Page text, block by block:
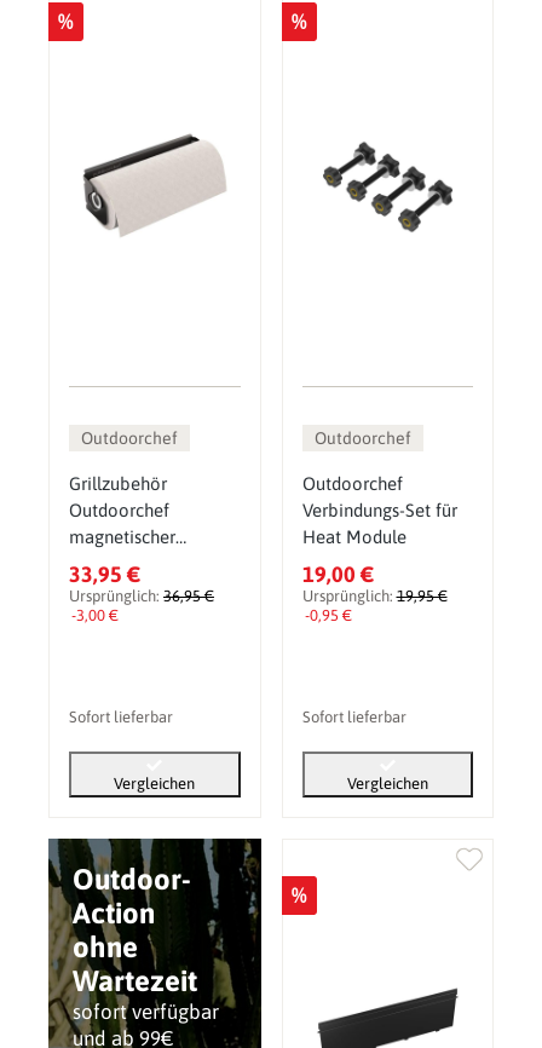
Outdoor-
Action
ohne
Wartezeit
sofort verfügbar
und ab 99€
%
Outdoorchef
Grillzubehör
Outdoorchef
magnetischer
Küchenrollenhalter
Heat
33,95 €
Ursprünglich: 36,95 €
-3,00 €
Sofort lieferbar
Vergleichen
%
Outdoorchef
Outdoorchef
Verbindungs-Set für
Heat Module
19,00 €
Ursprünglich:19,95 €
-0,95 €
Sofort lieferbar
Vergleichen
%